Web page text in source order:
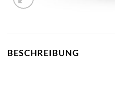
BESCHREIBUNG